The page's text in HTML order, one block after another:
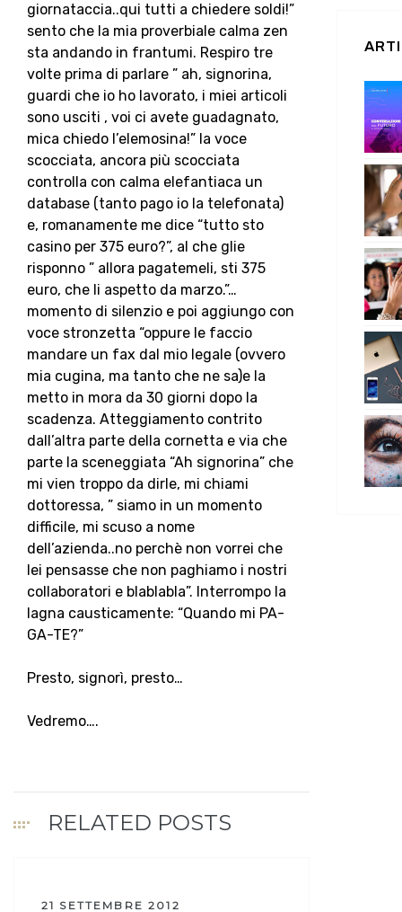
giornataccia..qui tutti a chiedere soldi!”
sento che la mia proverbiale calma zen
sta andando in frantumi. Respiro tre
volte prima di parlare ” ah, signorina,
guardi che io ho lavorato, i miei articoli
sono usciti , voi ci avete guadagnato,
mica chiedo l’elemosina!” la voce
scocciata, ancora più scocciata
controlla con calma elefantiaca un
database (tanto pago io la telefonata)
e, romanamente me dice “tutto sto
casino per 375 euro?”, al che glie
risponno ” allora pagatemeli, sti 375
euro, che li aspetto da marzo.”…
momento di silenzio e poi aggiungo con
voce stronzetta “oppure le faccio
mandare un fax dal mio legale (ovvero
mia cugina, ma tanto che ne sa)e la
metto in mora da 30 giorni dopo la
scadenza. Atteggiamento contrito
dall’altra parte della cornetta e via che
parte la sceneggiata “Ah signorina” che
mi vien troppo da dirle, mi chiami
dottoressa, ” siamo in un momento
difficile, mi scuso a nome
dell’azienda..no perchè non vorrei che
lei pensasse che non paghiamo i nostri
collaboratori e blablabla”. Interrompo la
lagna causticamente: “Quando mi PA-
GA-TE?”
Presto, signorì, presto…
Vedremo….
RELATED POSTS
21 SETTEMBRE 2012